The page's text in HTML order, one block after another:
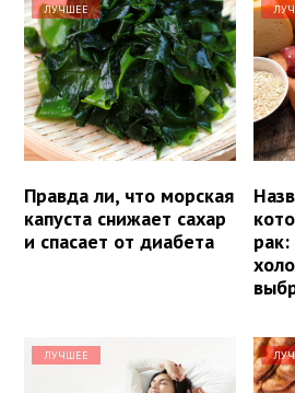
ЛУЧШЕЕ
Правда ли, что морская
капуста снижает сахар
и спасает от диабета
ЛУЧШЕЕ